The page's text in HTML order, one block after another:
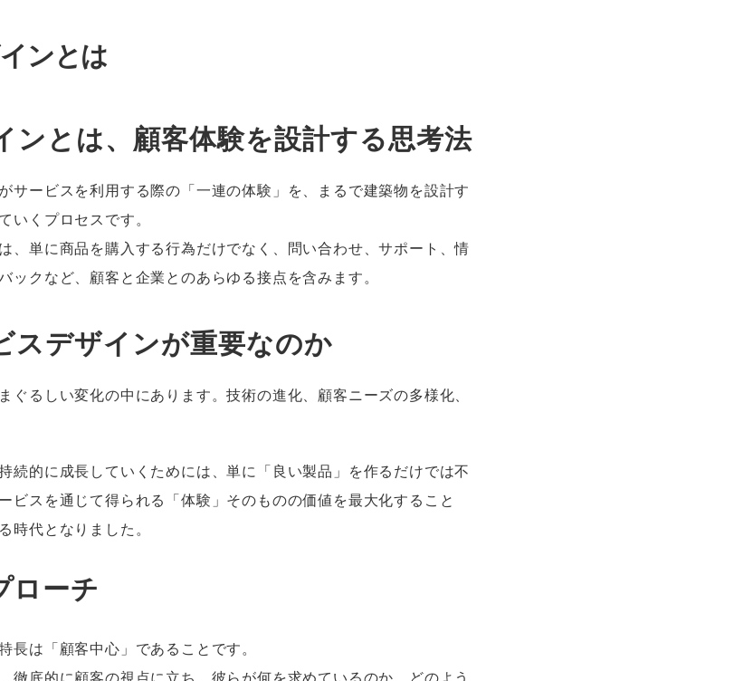
ンとは
ンとは、顧客体験を設計する思考法
サービスを利用する際の「一連の体験」を、まるで建築物を設計す
いくプロセスです。
、単に商品を購入する行為だけでなく、問い合わせ、サポート、情
ックなど、顧客と企業とのあらゆる接点を含みます。
スデザインが重要なのか
ぐるしい変化の中にあります。技術の進化、顧客ニーズの多様化、
続的に成長していくためには、単に「良い製品」を作るだけでは不
ビスを通じて得られる「体験」そのものの価値を最大化すること
時代となりました。
ローチ
長は「顧客中心」であることです。